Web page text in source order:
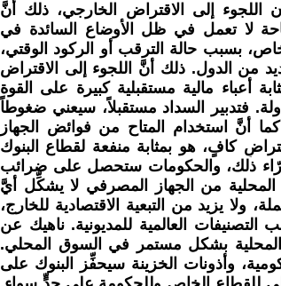
اللجوء إلى الاقتراض الخارجي، ذلك أنَّ
لا تعمل في ظل الأوضاع السائدة في
بسبب حالة الترقب أو الركود الوقتي،
من الدول. ذلك أنَّ اللجوء إلى الاقتراض
أعباء مالية مستقبلية كبيرة على القوة
فتدبير السداد مستقبلاً، سيعني ضغوطاً
كما أنَّ استخدام المتاح من فوائض الجهاز
كافٍ، هو بمثابة منفعة لقطاع البنوك
ذلك، والحكومات ستحصل على ضرائب
المحلية من الجهاز المصرفي لا يشكِّل أيَّ
ولا يزيد من التبعية الاقتصادية للخارج،
العالمية للمديونية. ناهيك عن
بشكل مستمر في السوق المحلي.
وأذونات الخزينة سيحفِّز البنوك على